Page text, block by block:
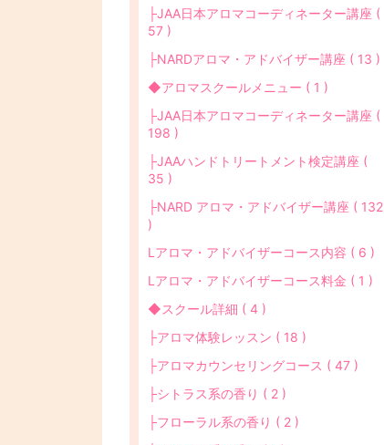
├JAA日本アロマコーディネーター講座 (
57 )
├NARDアロマ・アドバイザー講座 ( 13 )
◆アロマスクールメニュー ( 1 )
├JAA日本アロマコーディネーター講座 (
198 )
├JAAハンドトリートメント検定講座 (
35 )
├NARD アロマ・アドバイザー講座 ( 132
)
Lアロマ・アドバイザーコース内容 ( 6 )
Lアロマ・アドバイザーコース料金 ( 1 )
◆スクール詳細 ( 4 )
├アロマ体験レッスン ( 18 )
├アロマカウンセリングコース ( 47 )
├シトラス系の香り ( 2 )
├フローラル系の香り ( 2 )